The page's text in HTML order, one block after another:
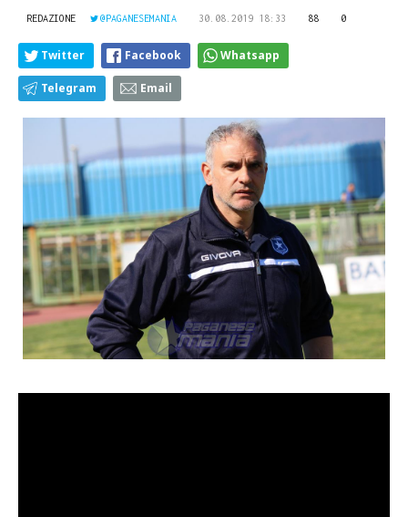
REDAZIONE @PAGANESEMANIA 30.08.2019 18:33 88 0
Twitter Facebook Whatsapp
Telegram Email